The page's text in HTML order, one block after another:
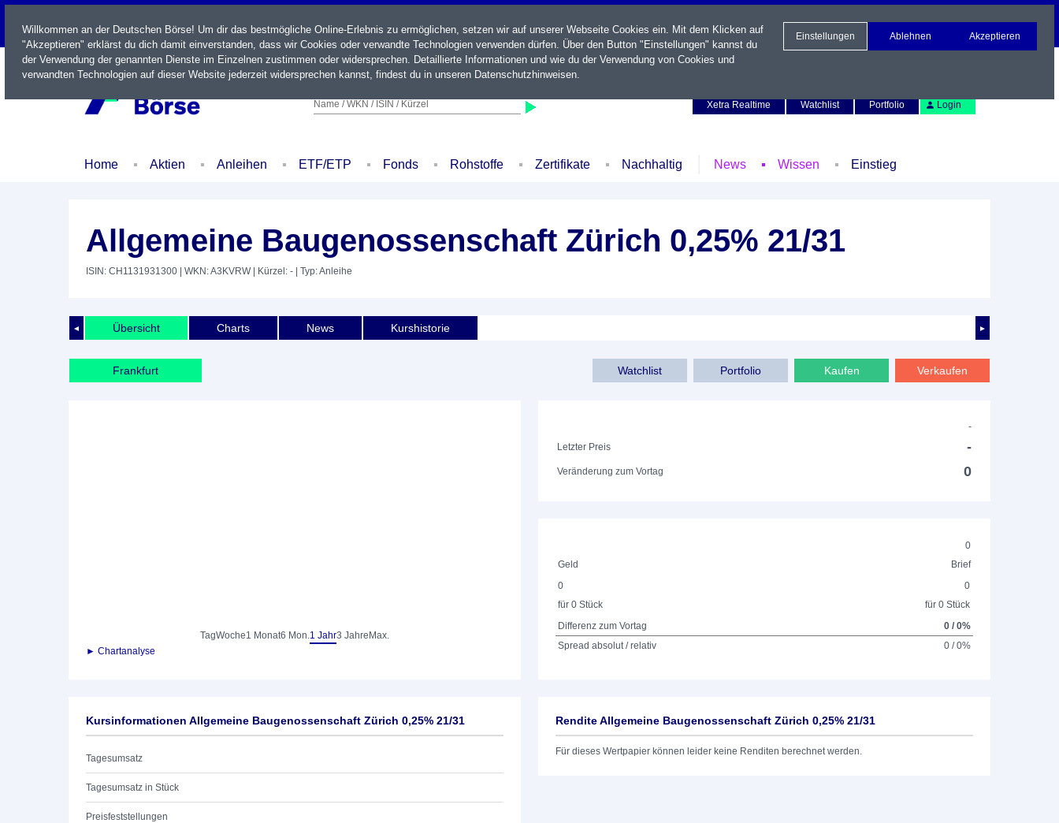
LIVE
Name / WKN / ISIN / Kürzel
Xetra Realtime
Watchlist Portfolio Login
Home Aktien Anleihen ETF/ETP Fonds Rohstoffe Zertifikate Nachhaltig News Wissen Einstieg
Allgemeine Baugenossenschaft Zürich 0,25% 21/31
ISIN: CH1131931300 | WKN: A3KVRW| Kürzel: - | Typ: Anleihe
◄ ►
Übersicht Charts News Kurshistorie
Frankfurt Verkaufen
Kaufen
Portfolio
Watchlist
TagWoche1 Monat6 Mon.1 Jahr3 Jahre Max.
► Chartanalyse
-
Letzter Preis
-
Veränderung zum Vortag 0
0
Geld
Brief
0
für 0 Stück
0
für 0 Stück
Differenz zum Vortag
0 / 0%
Spread absolut / relativ
0 / 0%
Kursinformationen Allgemeine Baugenossenschaft Zürich 0,25% 21/31
Tagesumsatz
Tagesumsatz in Stück
Preisfeststellungen
Rendite Allgemeine Baugenossenschaft Zürich 0,25% 21/31
Für dieses Wertpapier können leider keine Renditen berechnet werden.
Willkommen an der Deutschen Börse! Um dir das bestmögliche Online-Erlebnis zu ermöglichen, setzen wir auf unserer Webseite Cookies ein. Mit dem Klicken auf
"Akzeptieren" erklärst du dich damit einverstanden, dass wir Cookies oder verwandte Technologien verwenden dürfen. Über den Button "Einstellungen" kannst du
der Verwendung der genannten Dienste im Einzelnen zustimmen oder widersprechen. Detaillierte Informationen und wie du der Verwendung von Cookies und
verwandten Technologien auf dieser Website jederzeit widersprechen kannst, findest du in unseren Datenschutzhinweisen.
Einstellungen Ablehnen Akzeptieren